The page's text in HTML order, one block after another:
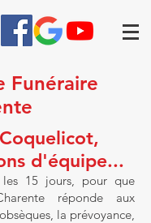
Funéraire
d'équipe...
15 jours, pour que
réponde aux
la prévoyance,